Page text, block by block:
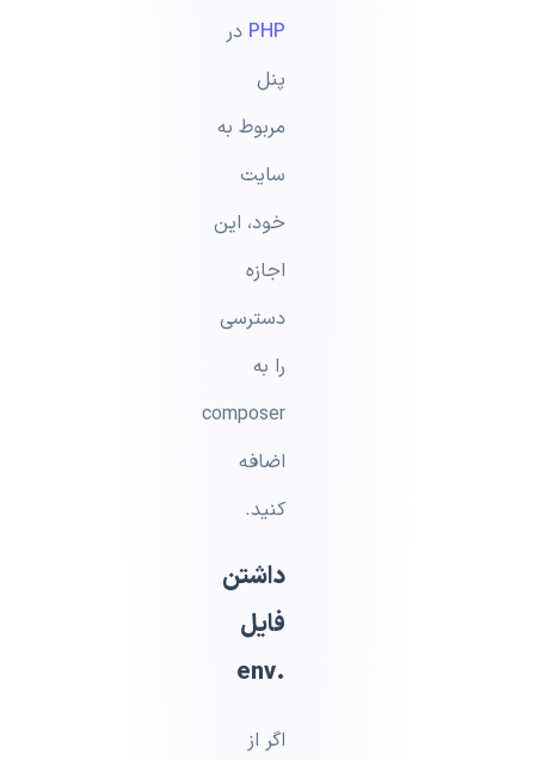
PHP در
پنل
مربوط به
سایت
خود، این
اجازه
دسترسی
را به
composer
اضافه
کنید.
داشتن
فایل
.env
اگر از